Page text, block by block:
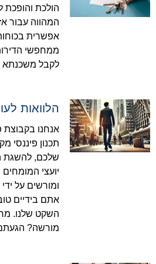
הולכת והופכת
המהווה עבור
אפשרית
ממחפשי
לקבל משכנתא
הלוואות
אנחנו בקבוצת
תכנון פיננסי
שלכם, להשגת
יועצי המומחים
ומורשים על
אתם בידיים
השקט שלנו.
מורשה?